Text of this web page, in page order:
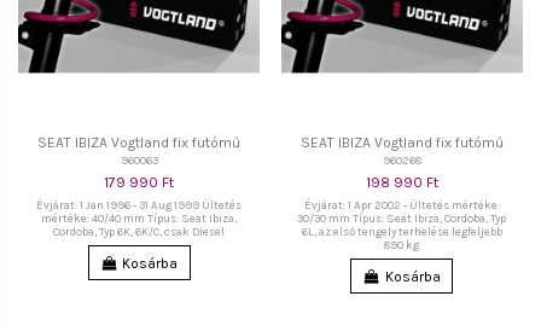
SEAT IBIZA Vogtland fix futómű
960063
179 990 Ft
Évjárat: 1 Jan 1996 - 31 Aug 1999 Ültetés
mértéke: 40/40 mm Típus: Seat Ibiza,
Cordoba, Typ 6K, 6K/C, csak Diesel
Kosárba
SEAT IBIZA Vogtland fix futómű
960268
198 990 Ft
Évjárat: 1 Apr 2002 - Ültetés mértéke:
30/30 mm Típus: Seat Ibiza, Cordoba, Typ
6L, az első tengely terhelése legfeljebb
890 kg
Kosárba